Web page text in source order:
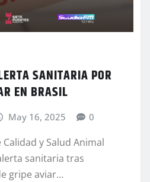
SANITARIA POR
EN BRASIL
May 16, 2025 0
y Salud Animal
sanitaria tras
gripe aviar…